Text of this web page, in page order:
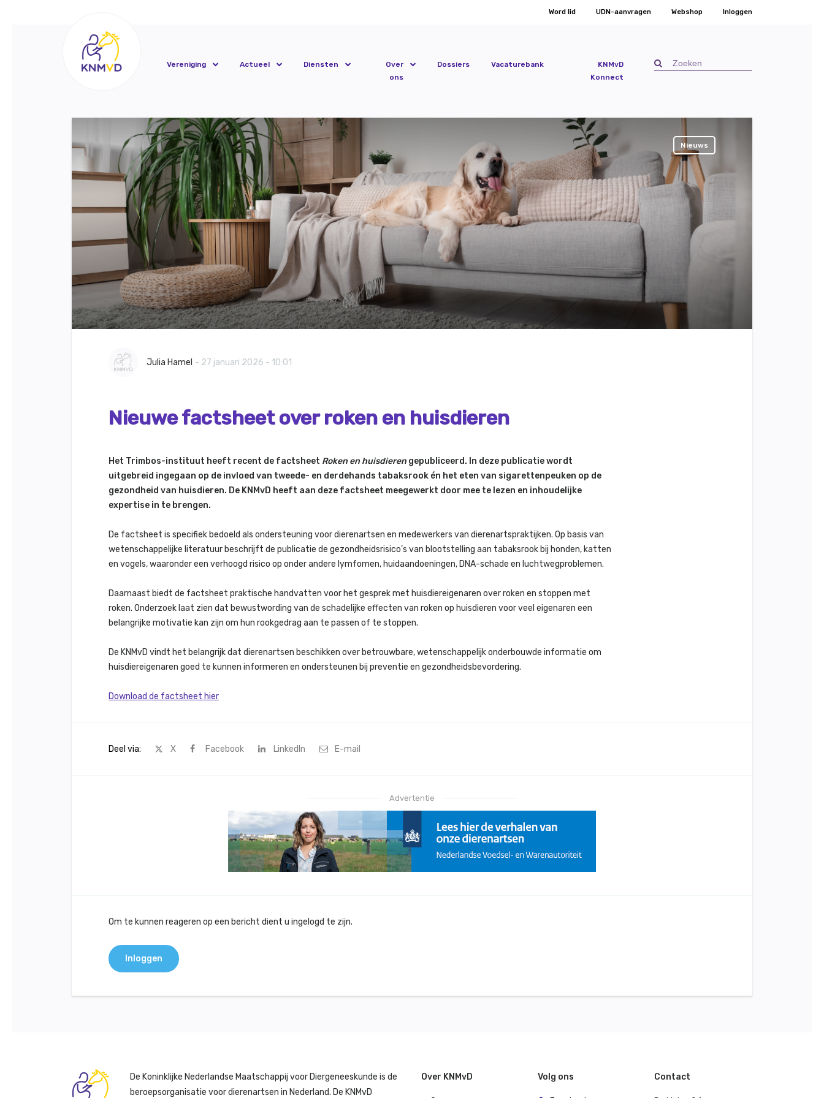
Word lid UDN-aanvragen Webshop Inloggen
Vereniging Actueel Diensten
Over
ons
Dossiers Vacaturebank
KNMvD
Konnect
Nieuws
Julia Hamel - 27 januari 2026 - 10:01
Nieuwe factsheet over roken en huisdieren
Het Trimbos-instituut heeft recent de factsheet Roken en huisdieren gepubliceerd. In deze publicatie wordt
uitgebreid ingegaan op de invloed van tweede- en derdehands tabaksrook én het eten van sigarettenpeuken op de
gezondheid van huisdieren. De KNMvD heeft aan deze factsheet meegewerkt door mee te lezen en inhoudelijke
expertise in te brengen.
De factsheet is specifiek bedoeld als ondersteuning voor dierenartsen en medewerkers van dierenartspraktijken. Op basis van
wetenschappelijke literatuur beschrijft de publicatie de gezondheidsrisico’s van blootstelling aan tabaksrook bij honden, katten
en vogels, waaronder een verhoogd risico op onder andere lymfomen, huidaandoeningen, DNA-schade en luchtwegproblemen.
Daarnaast biedt de factsheet praktische handvatten voor het gesprek met huisdiereigenaren over roken en stoppen met
roken. Onderzoek laat zien dat bewustwording van de schadelijke effecten van roken op huisdieren voor veel eigenaren een
belangrijke motivatie kan zijn om hun rookgedrag aan te passen of te stoppen.
De KNMvD vindt het belangrijk dat dierenartsen beschikken over betrouwbare, wetenschappelijk onderbouwde informatie om
huisdiereigenaren goed te kunnen informeren en ondersteunen bij preventie en gezondheidsbevordering.
Download de factsheet hier
Deel via: X Facebook LinkedIn E-mail
Advertentie
Om te kunnen reageren op een bericht dient u ingelogd te zijn.
Inloggen
De Koninklijke Nederlandse Maatschappij voor Diergeneeskunde is de
beroepsorganisatie voor dierenartsen in Nederland. De KNMvD
Over KNMvD Volg ons Contact